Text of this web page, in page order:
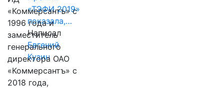
«ТЭФИ 2019»
показала,…
Написал
Евгений
Кузин
«Коммерсантъ» с
1996 года и
заместитель
генерального
директора ОАО
«Коммерсантъ» с
2018 года,